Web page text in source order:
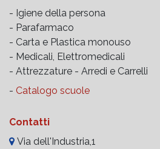
- Igiene della persona
- Parafarmaco
- Carta e Plastica monouso
- Medicali, Elettromedicali
- Attrezzature - Arredi e Carrelli
- Catalogo scuole
Contatti
Via dell'Industria,1